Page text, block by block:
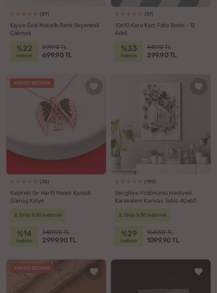
(59)
Kişiye Özel Metalik Renk Seçenekli
Çakmak
%22
indirim
899.90 TL
699.90 TL
(57)
10x10 Kare Kart Foto Baskı - 12
Adet
%33
indirim
449.90 TL
299.90 TL
KARGO BEDAVA
(35)
Kalpteki Sır Harfli Melek Kanadı
Gümüş Kolye
2. Ürün %30 İndirimli
%14
indirim
3499.90 TL
2999.90 TL
(192)
Sevgiliye Yıldönümü Hediyesi
Karakalem Kanvas Tablo 40x60
2. Ürün %30 İndirimli
%29
indirim
1549.90 TL
1099.90 TL
KARGO BEDAVA